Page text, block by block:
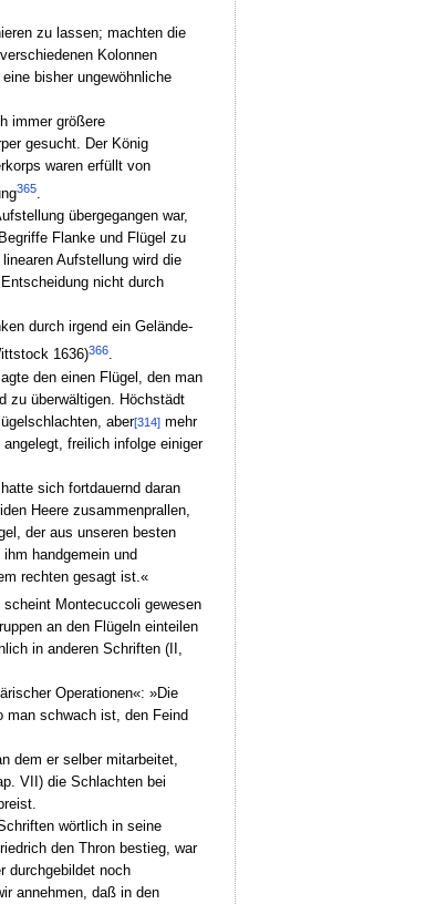
zu lassen; machten die
Kolonnen
bisher ungewöhnliche
immer größere
gesucht. Der König
waren erfüllt von
365.
übergegangen war,
Flanke und Flügel zu
Aufstellung wird die
nicht durch
durch irgend ein Gelände-
1636)366.
den einen Flügel, den man
zu überwältigen. Höchstädt
aber[314]mehr
freilich infolge einiger
sich fortdauernd daran
Heere zusammenprallen,
der aus unseren besten
handgemein und
rechten gesagt ist.«
scheint Montecuccoli gewesen
an den Flügeln einteilen
in anderen Schriften (II,
Operationen«: »Die
man schwach ist, den Feind
dem er selber mitarbeitet,
VII) die Schlachten bei
wörtlich in seine
den Thron bestieg, war
durchgebildet noch
annehmen, daß in den